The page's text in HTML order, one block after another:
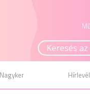
Hírlevél